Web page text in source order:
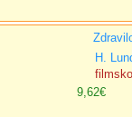
H.
9,62€